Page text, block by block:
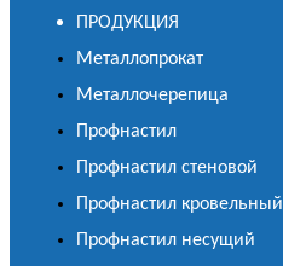
ПРОДУКЦИЯ
Металлопрокат
Металлочерепица
Профнастил
Профнастил стеновой
Профнастил кровельный
Профнастил несущий